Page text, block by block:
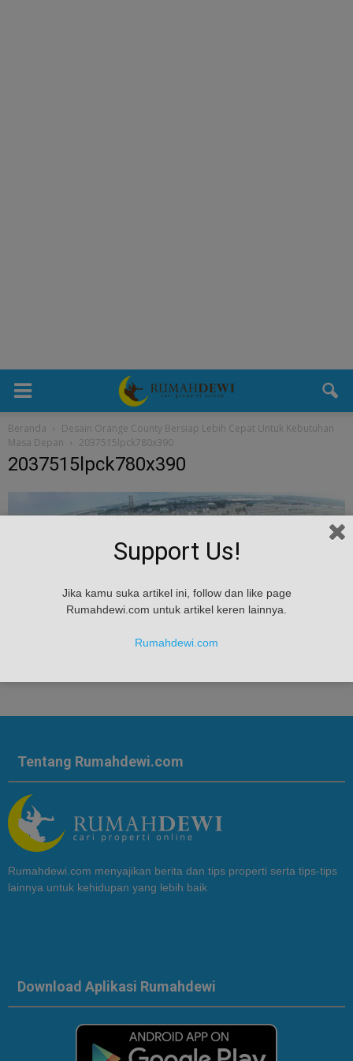
Beranda
Desain Orange County Bersiap Lebih Cepat Untuk Kebutuhan
Masa Depan
2037515lpck780x390
2037515lpck780x390
Tentang Rumahdewi.com
Rumahdewi.com menyajikan berita dan tips properti serta tips-tips
lainnya untuk kehidupan yang lebih baik
Download Aplikasi Rumahdewi
Support Us!
Jika kamu suka artikel ini, follow dan like page
Rumahdewi.com untuk artikel keren lainnya.
Rumahdewi.com